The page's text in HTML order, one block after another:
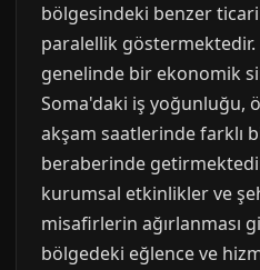
bölgesindeki benzer
paralellik
genelinde bir ekonomik
Soma'daki iş yoğunluğu,
akşam saatlerinde farklı
beraberinde
kurumsal etkinlikler ve
misafirlerin ağırlanması
bölgedeki eğlence ve